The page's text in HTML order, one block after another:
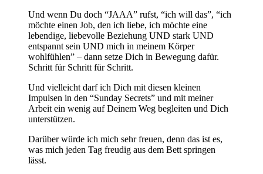
Und wenn Du doch “JAAA” rufst, “ich will das”, “ich
möchte einen Job, den ich liebe, ich möchte eine
lebendige, liebevolle Beziehung UND stark UND
entspannt sein UND mich in meinem Körper
wohlfühlen” – dann setze Dich in Bewegung dafür.
Schritt für Schritt für Schritt.
Und vielleicht darf ich Dich mit diesen kleinen
Impulsen in den “Sunday Secrets” und mit meiner
Arbeit ein wenig auf Deinem Weg begleiten und Dich
unterstützen.
Darüber würde ich mich sehr freuen, denn das ist es,
was mich jeden Tag freudig aus dem Bett springen
lässt.